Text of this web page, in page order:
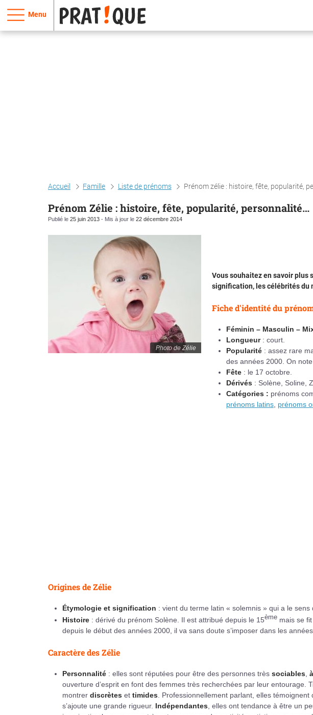
Menu
Accueil Famille Liste de prénoms Prénom zélie : histoire, fête, popularité,
Prénom Zélie : histoire, fête, popularité, personnalité…
Publié le 25 juin 2013 - Mis à jour le 22 décembre 2014
Photo de Zélie
Vous souhaitez en savoir plus
signification, les célébrités du
Fiche d'identité du
Féminin – Masculin –
Longueur: court.
Popularité : assez rare
des années 2000. On
Fête : le 17 octobre.
Dérivés : Solène, Soline,
Catégories : prénoms
prénoms latins prénoms
Origines de Zélie
Étymologie et signification : vient du terme latin « solemnis » qui a le sens
Histoire : dérivé du prénom Solène. Il est attribué depuis le 15ème mais se
depuis le début des années 2000, il va sans doute s’imposer dans les
Caractère des Zélie
Personnalité : elles sont réputées pour être des personnes très sociables
ouverture d’esprit en font des femmes très recherchées par leur entourage.
montrer discrètes et timides . Professionnellement parlant, elles témoignent
s’ajoute une grande rigueur. Indépendantes , elles ont tendance à être un